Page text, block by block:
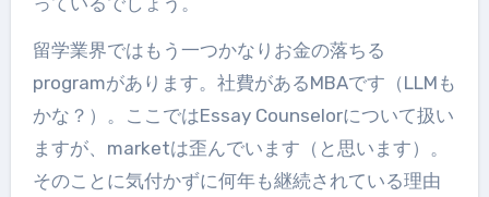
留学業界ではもう一つかなりお金の落ちる
programがあります。社費があるMBAです（LLMも
かな？）。ここではEssay Counselorについて扱い
ますが、marketは歪んでいます（と思います）。
そのことに気付かずに何年も継続されている理由